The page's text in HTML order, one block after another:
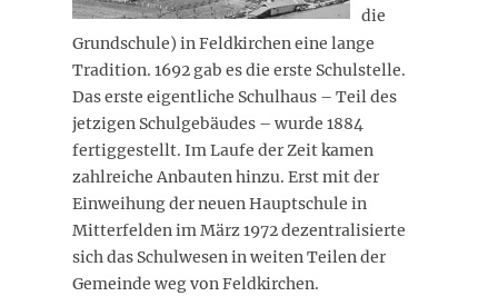
die
Grundschule) in Feldkirchen eine lange
Tradition. 1692 gab es die erste Schulstelle.
Das erste eigentliche Schulhaus – Teil des
jetzigen Schulgebäudes – wurde 1884
fertiggestellt. Im Laufe der Zeit kamen
zahlreiche Anbauten hinzu. Erst mit der
Einweihung der neuen Hauptschule in
Mitterfelden im März 1972 dezentralisierte
sich das Schulwesen in weiten Teilen der
Gemeinde weg von Feldkirchen.